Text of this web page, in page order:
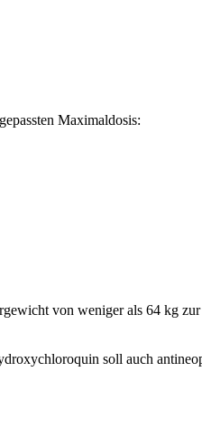
Maximaldosis:
von weniger als 64 kg
soll auch